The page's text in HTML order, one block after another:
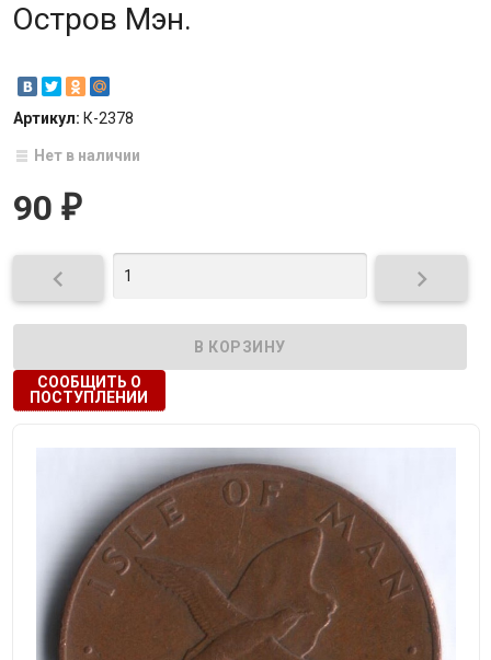
Остров Мэн.
Артикул: К-2378
Нет в наличии
90 ₽
 
СООБЩИТЬ О
ПОСТУПЛЕНИИ